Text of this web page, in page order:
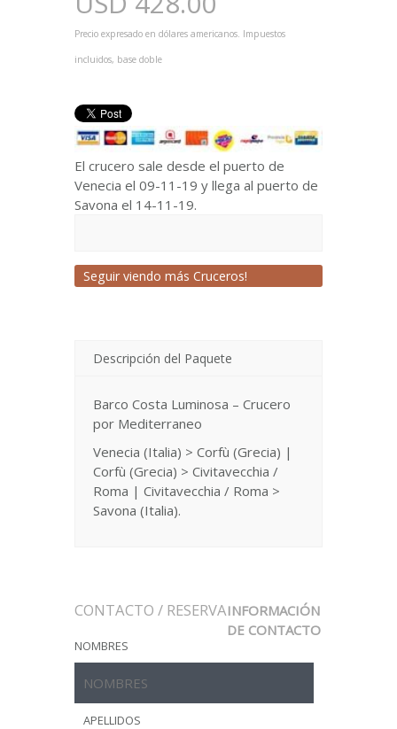
Precio expresado en dólares americanos. Impuestos
incluidos, base doble
El crucero sale desde el puerto de
Venecia el 09-11-19 y llega al puerto de
Savona el 14-11-19.
Seguir viendo más Cruceros!
Descripción del Paquete
Barco Costa Luminosa – Crucero
por Mediterraneo
Venecia (Italia) > Corfù (Grecia) |
Corfù (Grecia) > Civitavecchia /
Roma | Civitavecchia / Roma >
Savona (Italia).
CONTACTO / RESERVAINFORMACIÓN
DE CONTACTO
NOMBRES
APELLIDOS